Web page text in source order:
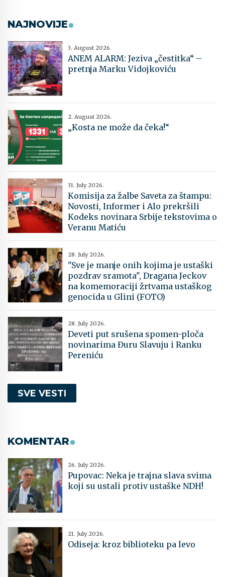
NAJNOVIJE
3. August 2026.
ANEM ALARM: Jeziva „čestitka“ –
pretnja Marku Vidojkoviću
2. August 2026.
„Kosta ne može da čeka!“
31. July 2026.
Komisija za žalbe Saveta za štampu:
Novosti, Informer i Alo prekršili
Kodeks novinara Srbije tekstovima o
Veranu Matiću
28. July 2026.
"Sve je manje onih kojima je ustaški
pozdrav sramota", Dragana Jeckov
na komemoraciji žrtvama ustaškog
genocida u Glini (FOTO)
28. July 2026.
Deveti put srušena spomen-ploča
novinarima Đuru Slavuju i Ranku
Pereniću
SVE VESTI
KOMENTAR
26. July 2026.
Pupovac: Neka je trajna slava svima
koji su ustali protiv ustaške NDH!
21. July 2026.
Odiseja: kroz biblioteku pa levo